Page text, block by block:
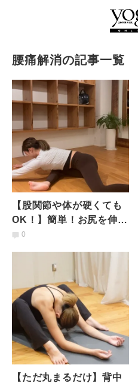
腰痛解消の記事一覧
【股関節や体が硬くても
OK！】簡単！お尻を伸ば
して股関節まわりを無理
0
【ただ丸まるだけ】背中